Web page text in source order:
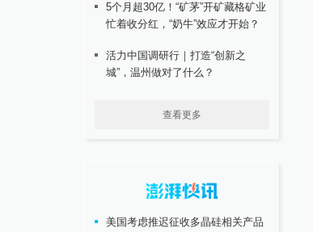
5个月超30亿！“矿茅”开矿藏格矿业
忙着收分红，“奶牛”效应才开始？
活力中国调研行｜打造“创新之
城”，温州做对了什么？
查看更多
美国考虑推迟征收多晶硅相关产品